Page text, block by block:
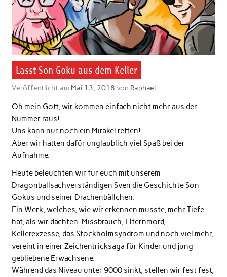
Lasst Son Goku aus dem Keller
Veröffentlicht am Mai 13, 2018 von Raphael
Oh mein Gott, wir kommen einfach nicht mehr aus der
Nummer raus!
Uns kann nur noch ein Mirakel retten!
Aber wir hatten dafür unglaublich viel Spaß bei der
Aufnahme.
Heute beleuchten wir für euch mit unserem
Dragonballsachverständigen Sven die Geschichte Son
Gokus und seiner Drachenbällchen.
Ein Werk, welches, wie wir erkennen musste, mehr Tiefe
hat, als wir dachten. Missbrauch, Elternmord,
Kellerexzesse, das Stockholmsyndrom und noch viel mehr,
vereint in einer Zeichentricksaga für Kinder und jung
gebliebene Erwachsene.
Während das Niveau unter 9000 sinkt, stellen wir fest fest,